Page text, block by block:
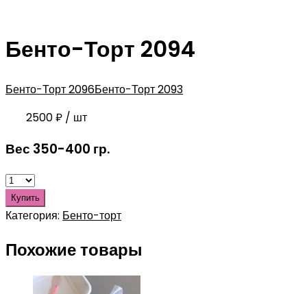
Бенто-Торт 2094
Бенто-Торт 2096Бенто-Торт 2093
2500₽ / шт
Вес 350-400 гр.
Купить
Категория: Бенто-торт
Похожие товары